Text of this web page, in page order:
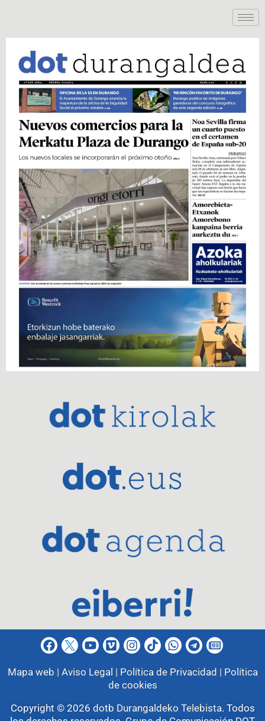
Mapa web | Aviso Legal | Política de Privacidad | Política
de cookies
Copyright © 2026 dotb Durangaldeko Telebista. Todos